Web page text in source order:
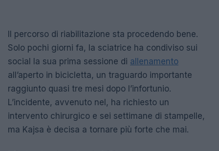
Il percorso di riabilitazione sta procedendo bene.
Solo pochi giorni fa, la sciatrice ha condiviso sui
social la sua prima sessione di allenamento
all’aperto in bicicletta, un traguardo importante
raggiunto quasi tre mesi dopo l’infortunio.
L’incidente, avvenuto nel, ha richiesto un
intervento chirurgico e sei settimane di stampelle,
ma Kajsa è decisa a tornare più forte che mai.